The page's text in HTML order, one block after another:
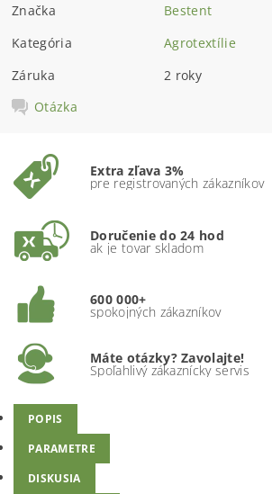
Značka
Bestent
Kategória
Agrotextílie
Záruka
2 roky
Otázka
Extra zľava 3%
pre registrovaných zákazníkov
Doručenie do 24 hod
ak je tovar skladom
600 000+
spokojných zákazníkov
Máte otázky? Zavolajte!
Spoľahlivý zákaznícky servis
POPIS
PARAMETRE
DISKUSIA